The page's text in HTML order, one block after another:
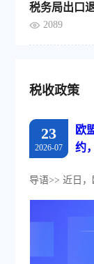
税务局出口
2089
税收政策
23
2026-07
欧
约
导语>> 近日